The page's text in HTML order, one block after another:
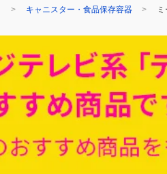
キャニスター・食品保存容器